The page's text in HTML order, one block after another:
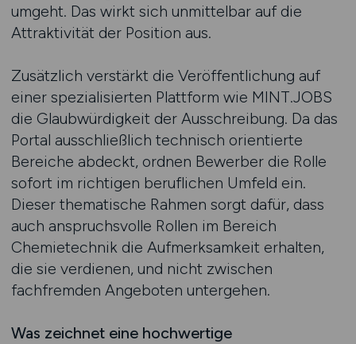
umgeht. Das wirkt sich unmittelbar auf die
Attraktivität der Position aus.
Zusätzlich verstärkt die Veröffentlichung auf
einer spezialisierten Plattform wie MINT.JOBS
die Glaubwürdigkeit der Ausschreibung. Da das
Portal ausschließlich technisch orientierte
Bereiche abdeckt, ordnen Bewerber die Rolle
sofort im richtigen beruflichen Umfeld ein.
Dieser thematische Rahmen sorgt dafür, dass
auch anspruchsvolle Rollen im Bereich
Chemietechnik die Aufmerksamkeit erhalten,
die sie verdienen, und nicht zwischen
fachfremden Angeboten untergehen.
Was zeichnet eine hochwertige